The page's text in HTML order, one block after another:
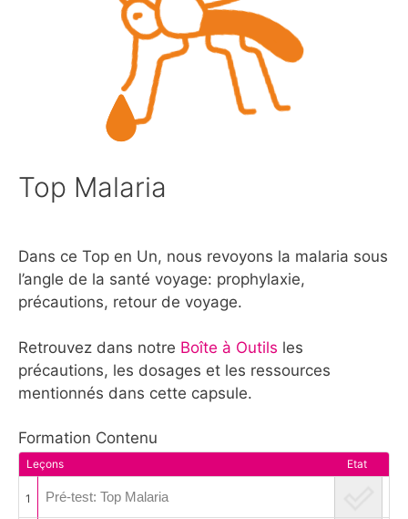
Top Malaria
Dans ce Top en Un, nous revoyons la malaria sous
l’angle de la santé voyage: prophylaxie,
précautions, retour de voyage.
Retrouvez dans notre Boîte à Outils les
précautions, les dosages et les ressources
mentionnés dans cette capsule.
Formation Contenu
Leçons Etat
1 Pré-test: Top Malaria